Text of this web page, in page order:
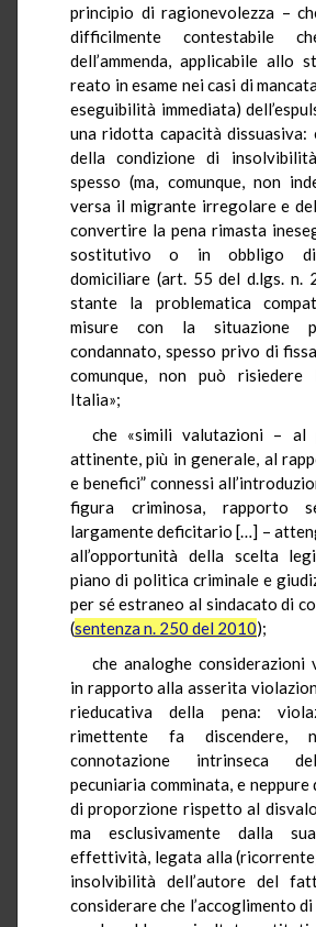
principio di ragionevolezza –
difficilmente contestabile
dell’ammenda, applicabile allo
reato in esame nei casi di
eseguibilità immediata)
una ridotta capacità
della condizione di
spesso (ma, comunque, non
versa il migrante irregolare e
convertire la pena rimasta
sostitutivo o in obbligo di
domiciliare (art. 55 del d.lgs. n.
stante la problematica
misure con la situazione
condannato, spesso privo di
comunque, non può risiedere
Italia»;
che «simili valutazioni – al
attinente, più in generale, al
e benefici” connessi
figura criminosa, rapporto
largamente deficitario […] –
all’opportunità della scelta
piano di politica criminale e
per sé estraneo al sindacato di
(sentenza n. 250 del 2010);
che analoghe considerazioni
in rapporto alla asserita
rieducativa della pena:
rimettente fa discendere,
connotazione intrinseca
pecuniaria comminata, e
di proporzione rispetto al
ma esclusivamente dalla
effettività, legata alla
insolvibilità dell’autore del
considerare che l’accoglimento